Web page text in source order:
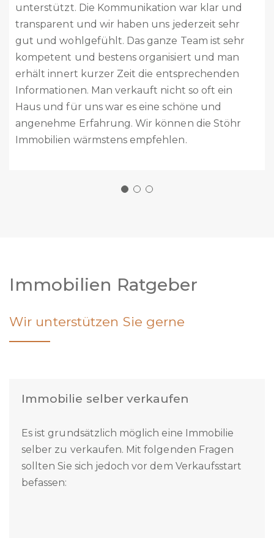
Kontakt bis zum Abschluss habt Ihr uns
kompetent beraten, immer unterstützt und
alles sehr professionell abgehandelt. Das ganze
Team ist absolut kompetent, sehr freundlich
und zuvorkommend. Ich kann Stöhr Immobilien
absolut weiterempfehlen. Es ist schön zu wissen,
dass mit Stöhr Immobilien es noch kompetente
und professionelle Immobilienfirmen gibt.
Immobilien Ratgeber
Immobilie selber verkaufen
Es ist grundsätzlich möglich eine Immobilie
selber zu verkaufen. Mit folgenden Fragen